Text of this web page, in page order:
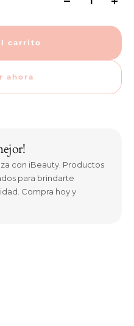
carrito
ahora
con iBeauty. Productos
para brindarte
Compra hoy y